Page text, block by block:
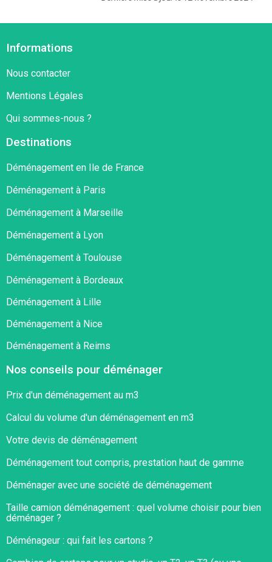
Informations
Nous contacter
Mentions Légales
Qui sommes-nous ?
Destinations
Déménagement en Ile de France
Déménagement à Paris
Déménagement à Marseille
Déménagement à Lyon
Déménagement à Toulouse
Déménagement à Bordeaux
Déménagement à Lille
Déménagement à Nice
Déménagement à Reims
Nos conseils pour déménager
Prix d'un déménagement au m3
Calcul du volume d'un déménagement en m3
Votre devis de déménagement
Déménagement tout compris, prestation haut de gamme
Déménager avec une société de déménagement
Taille camion déménagement : quel volume choisir pour bien
déménager ?​
Déménageur : qui fait les cartons ?​